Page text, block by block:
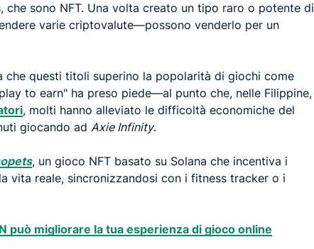
sono NFT. Una volta creato un tipo raro o potente di
varie criptovalute—possono venderlo per un
che questi titoli superino la popolarità di giochi come
to earn" ha preso piede—al punto che, nelle Filippine,
, molti hanno alleviato le difficoltà economiche del
giocando ad Axie Infinity.
, un gioco NFT basato su Solana che incentiva i
vita reale, sincronizzandosi con i fitness tracker o i
può migliorare la tua esperienza di gioco online